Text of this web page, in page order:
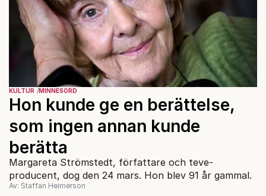
KULTUR MINNESORD
Hon kunde ge en berättelse,
som ingen annan kunde
berätta
Margareta Strömstedt, författare och teve-
producent, dog den 24 mars. Hon blev 91 år gammal.
Av: Staffan Heimerson